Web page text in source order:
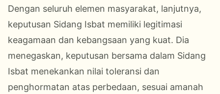
Dengan seluruh elemen masyarakat, lanjutnya,
keputusan Sidang Isbat memiliki legitimasi
keagamaan dan kebangsaan yang kuat. Dia
menegaskan, keputusan bersama dalam Sidang
Isbat menekankan nilai toleransi dan
penghormatan atas perbedaan, sesuai amanah